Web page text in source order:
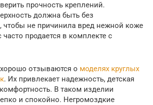
прочность креплений.
должна быть без
чтобы не причинила вред нежной коже
продается в комплекте с
отзываются о моделях круглых
. Их привлекает надежность, детская
В таком изделии
и спокойно. Негромоздкие